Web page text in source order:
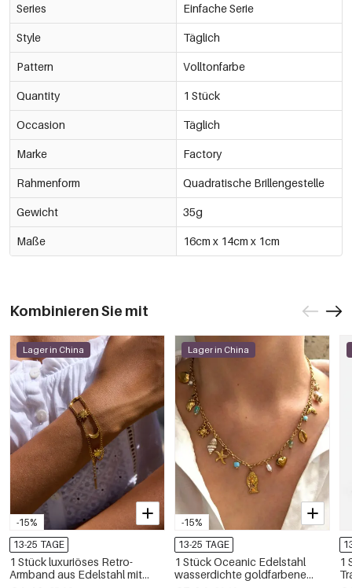
Series Einfache Serie
Style Täglich
Pattern Volltonfarbe
Quantity 1 Stück
Occasion Täglich
Marke Factory
Rahmenform Quadratische Brillengestelle
Gewicht 35g
Maße 16cm x 14cm x 1cm
Kombinieren Sie mit
-15%
Lager in China
13-25 TAGE
1 Stück luxuriöses Retro-
Armband aus Edelstahl mit
-15%
Lager in China
13-25 TAGE
1 Stück Oceanic Edelstahl
wasserdichte goldfarbene
1